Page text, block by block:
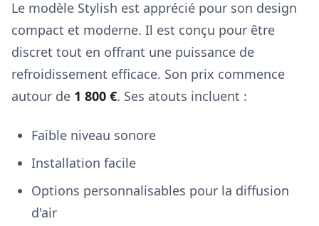
Le modèle Stylish est apprécié pour son design
compact et moderne. Il est conçu pour être
discret tout en offrant une puissance de
refroidissement efficace. Son prix commence
autour de 1 800 €. Ses atouts incluent :
Faible niveau sonore
Installation facile
Options personnalisables pour la diffusion
d'air